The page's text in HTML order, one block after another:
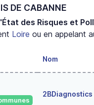
DE CABANNE
des Risques et
Loire ou en appelant
Nom
2BDiagnostics